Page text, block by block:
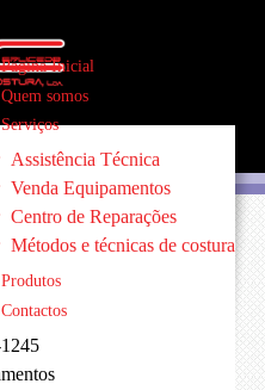
Página Inicial
Quem somos
Serviços
Assistência Técnica
Venda Equipamentos
Centro de Reparações
Métodos e técnicas de costura
Produtos
Contactos